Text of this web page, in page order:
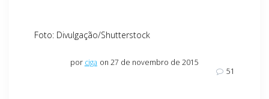
Foto: Divulgação/Shutterstock
por ciga on 27 de novembro de 2015
51